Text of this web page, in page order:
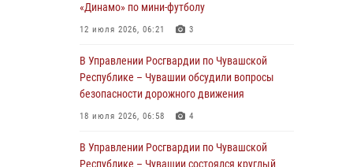
01 августа 2026, 07:19
подозреваемого в причинении тяжкого вреда
здоровью
01 августа 2026, 06:12
национальной гвардии Российской
Федерации
«Динамо» по мини-футболу
12 июля 2026, 06:21 3
В Управлении Росгвардии по Чувашской
Республике – Чувашии обсудили вопросы
безопасности дорожного движения
18 июля 2026, 06:58 4
В Управлении Росгвардии по Чувашской
Республике – Чувашии состоялся круглый